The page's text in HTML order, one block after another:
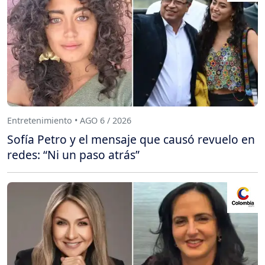
Entretenimiento • AGO 6 / 2026
Sofía Petro y el mensaje que causó revuelo en
redes: “Ni un paso atrás”